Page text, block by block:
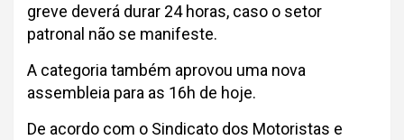
greve deverá durar 24 horas, caso o setor
patronal não se manifeste.
A categoria também aprovou uma nova
assembleia para as 16h de hoje.
De acordo com o Sindicato dos Motoristas e